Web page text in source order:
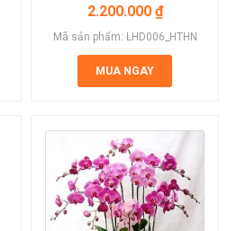
2.200.000 ₫
Mã sản phẩm: LHD006_HTHN
MUA NGAY